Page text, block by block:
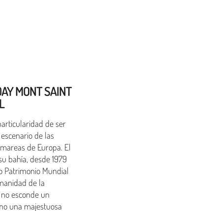
MONT SAINT
de ser
de las
de Europa. El
bahía, desde 1979
Patrimonio Mundial
de la
no esconde un
una majestuosa